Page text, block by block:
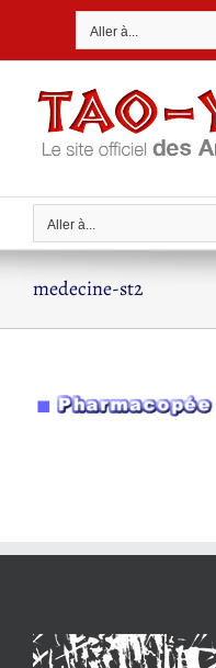
Aller à...
Aller à...
medecine-st2